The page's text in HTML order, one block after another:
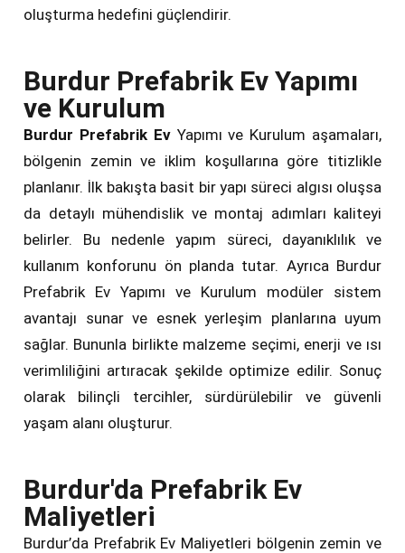
oluşturma hedefini güçlendirir.
Burdur Prefabrik Ev Yapımı
ve Kurulum
Burdur Prefabrik EvYapımı ve Kurulum aşamaları,
bölgenin zemin ve iklim koşullarına göre titizlikle
planlanır. İlk bakışta basit bir yapı süreci algısı oluşsa
da detaylı mühendislik ve montaj adımları kaliteyi
belirler. Bu nedenle yapım süreci, dayanıklılık ve
kullanım konforunu ön planda tutar. Ayrıca Burdur
Prefabrik Ev Yapımı ve Kurulum modüler sistem
avantajı sunar ve esnek yerleşim planlarına uyum
sağlar. Bununla birlikte malzeme seçimi, enerji ve ısı
verimliliğini artıracak şekilde optimize edilir. Sonuç
olarak bilinçli tercihler, sürdürülebilir ve güvenli
yaşam alanı oluşturur.
Burdur'da Prefabrik Ev
Maliyetleri
Burdur’da Prefabrik Ev Maliyetleri bölgenin zemin ve